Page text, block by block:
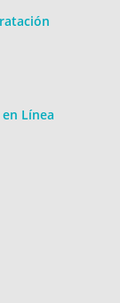
Línea